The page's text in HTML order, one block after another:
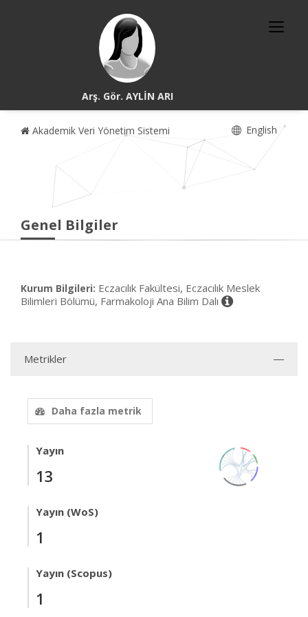
Arş. Gör. AYLİN ARI
Akademik Veri Yönetim Sistemi English
Genel Bilgiler
Kurum Bilgileri: Eczacılık Fakültesi, Eczacılık Meslek
Bilimleri Bölümü, Farmakoloji Ana Bilim Dalı
Metrikler
Daha fazla metrik
Yayın
13
Yayın (WoS)
1
Yayın (Scopus)
1